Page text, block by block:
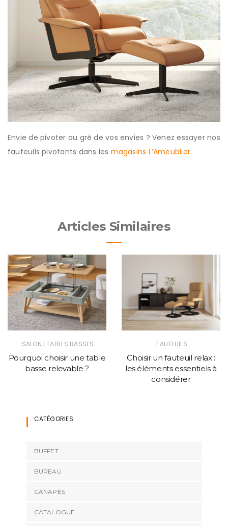
Envie de pivoter au gré de vos envies ? Venez essayer nos
fauteuils pivotants dans les magasins L’Ameublier.
Articles Similaires
SALON | TABLES BASSES
Pourquoi choisir une table
basse relevable ?
FAUTEUILS
Choisir un fauteuil relax :
les éléments essentiels à
considérer
CATÉGORIES
BUFFET
BUREAU
CANAPÉS
CATALOGUE